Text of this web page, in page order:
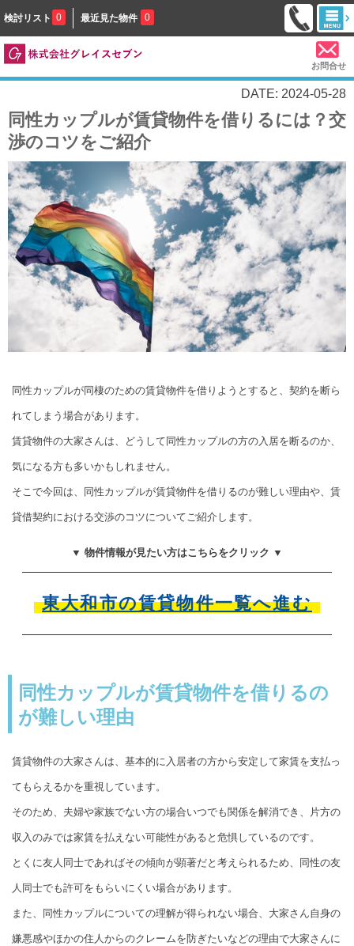
検討リスト 0 最近見た物件 0
お問合せ
DATE: 2024-05-28
同性カップルが賃貸物件を借りるには？交
渉のコツをご紹介
同性カップルが同棲のための賃貸物件を借りようとすると、契約を断ら
れてしまう場合があります。
賃貸物件の大家さんは、どうして同性カップルの方の入居を断るのか、
気になる方も多いかもしれません。
そこで今回は、同性カップルが賃貸物件を借りるのが難しい理由や、賃
貸借契約における交渉のコツについてご紹介します。
▼ 物件情報が見たい方はこちらをクリック ▼
東大和市の賃貸物件一覧へ進む
同性カップルが賃貸物件を借りるの
が難しい理由
賃貸物件の大家さんは、基本的に入居者の方から安定して家賃を支払っ
てもらえるかを重視しています。
そのため、夫婦や家族でない方の場合いつでも関係を解消でき、片方の
収入のみでは家賃を払えない可能性があると危惧しているのです。
とくに友人同士であればその傾向が顕著だと考えられるため、同性の友
人同士でも許可をもらいにくい場合があります。
また、同性カップルについての理解が得られない場合、大家さん自身の
嫌悪感やほかの住人からのクレームを防ぎたいなどの理由で大家さんに